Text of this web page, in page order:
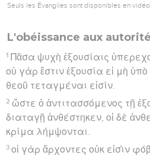
Seuls les Évangiles sont disponibles en vidéo
L'obéissance aux
1 Πᾶσα ψυχὴ ἐξουσίαις
οὐ γὰρ ἔστιν ἐξουσία εἰ μὴ
θεοῦ τεταγμέναι εἰσίν.
2 ὥστε ὁ ἀντιτασσόμενος τῇ
διαταγῇ ἀνθέστηκεν, οἱ δὲ
κρίμα λήμψονται.
3 οἱ γὰρ ἄρχοντες οὐκ εἰσὶν